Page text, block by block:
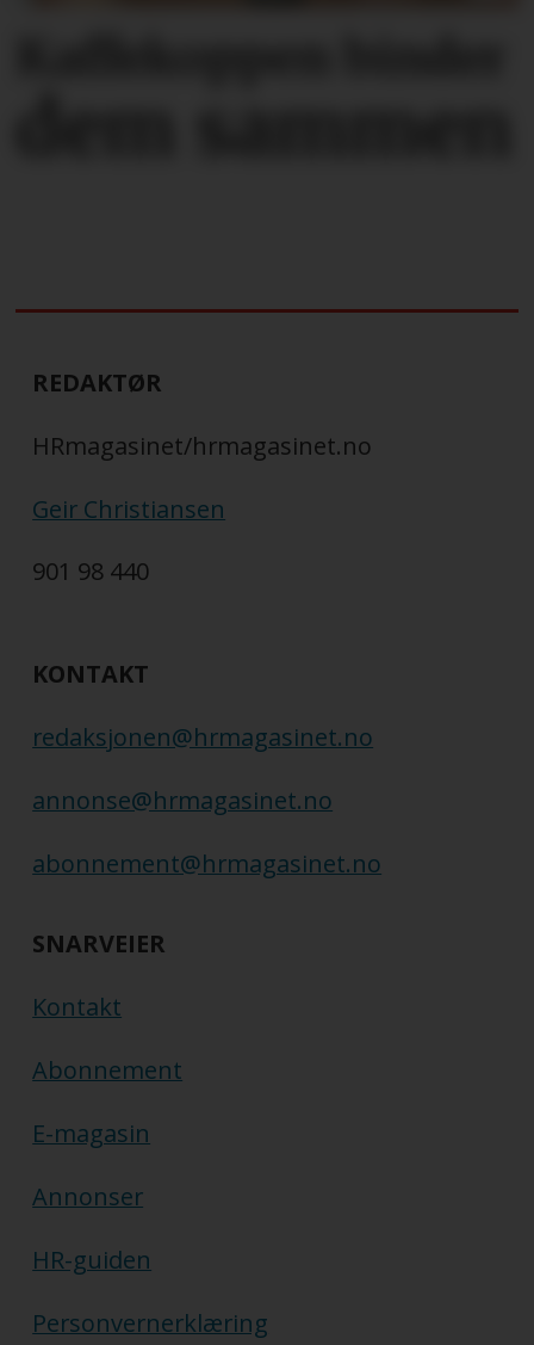
REDAKTØR
HRmagasinet/hrmagasinet.no
Geir Christiansen
901 98 440
KONTAKT
redaksjonen@hrmagasinet.no
annonse@hrmagasinet.no
abonnement@hrmagasinet.no
SNARVEIER
Kontakt
Abonnement
E-magasin
Annonser
HR-guiden
Personvernerklæring